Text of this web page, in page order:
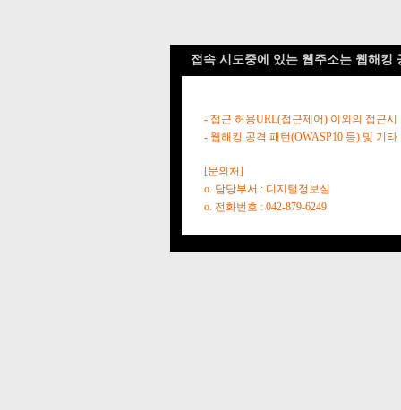
접속 시도중에 있는 웹주소는 웹해킹
- 접근 허용URL(접근제어) 이외의 접근시
- 웹해킹 공격 패턴(OWASP10 등) 및 기
[문의처]
o. 담당부서 : 디지털정보실
o. 전화번호 : 042-879-6249